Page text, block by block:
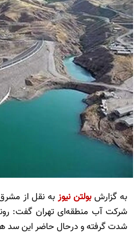
به گزارشبولتن نیوز به نقل از
شرکت آب منطقه‌ای تهران گفت:
شدت گرفته و درحال حاضر این سد